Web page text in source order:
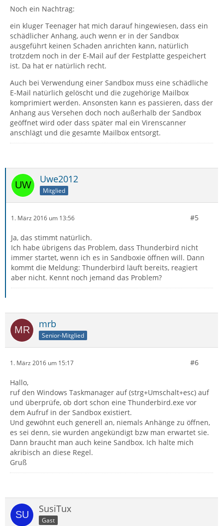
Noch ein Nachtrag:
ein kluger Teenager hat mich darauf hingewiesen, dass ein
schädlicher Anhang, auch wenn er in der Sandbox
ausgeführt keinen Schaden anrichten kann, natürlich
trotzdem noch in der E-Mail auf der Festplatte gespeichert
ist. Da hat er natürlich recht.
Auch bei Verwendung einer Sandbox muss eine schädliche
E-Mail natürlich gelöscht und die zugehörige Mailbox
komprimiert werden. Ansonsten kann es passieren, dass der
Anhang aus Versehen doch noch außerhalb der Sandbox
geöffnet wird oder dass später mal ein Virenscanner
anschlägt und die gesamte Mailbox entsorgt.
Uwe2012
Mitglied
1. März 2016 um 13:56 #5
Ja, das stimmt natürlich.
Ich habe übrigens das Problem, dass Thunderbird nicht
immer startet, wenn ich es in Sandboxie öffnen will. Dann
kommt die Meldung: Thunderbird läuft bereits, reagiert
aber nicht. Kennt noch jemand das Problem?
mrb
Senior-Mitglied
1. März 2016 um 15:17 #6
Hallo,
ruf den Windows Taskmanager auf (strg+Umschalt+esc) auf
und überprüfe, ob dort schon eine Thunderbird.exe vor
dem Aufruf in der Sandbox existiert.
Und gewöhnt euch generell an, niemals Anhänge zu öffnen,
es sei denn, sie wurden angekündigt bzw man erwartet sie.
Dann braucht man auch keine Sandbox. Ich halte mich
akribisch an diese Regel.
Gruß
SusiTux
Gast